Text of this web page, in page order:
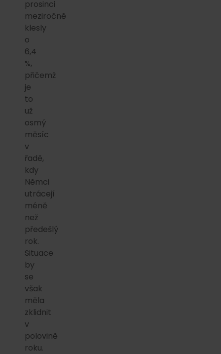
prosinci
meziročně
klesly
o
6,4
%,
přičemž
je
to
už
osmý
měsíc
v
řadě,
kdy
Němci
utrácejí
méně
než
předešlý
rok.
Situace
by
se
však
měla
zklidnit
v
polovině
roku.